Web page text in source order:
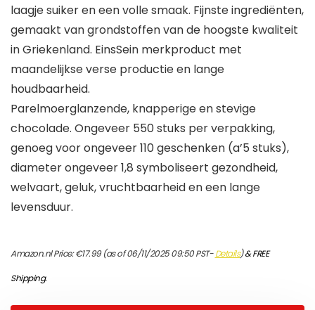
laagje suiker en een volle smaak. Fijnste ingrediënten,
gemaakt van grondstoffen van de hoogste kwaliteit
in Griekenland. EinsSein merkproduct met
maandelijkse verse productie en lange
houdbaarheid.
Parelmoerglanzende, knapperige en stevige
chocolade. Ongeveer 550 stuks per verpakking,
genoeg voor ongeveer 110 geschenken (a’5 stuks),
diameter ongeveer 1,8 symboliseert gezondheid,
welvaart, geluk, vruchtbaarheid en een lange
levensduur.
Amazon.nl Price:€17.99(as of 06/11/2025 09:50 PST-Details)&FREE
Shipping.